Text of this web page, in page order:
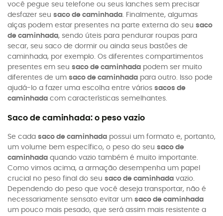
você pegue seu telefone ou seus lanches sem precisar
desfazer seu saco de caminhada. Finalmente, algumas
alças podem estar presentes na parte externa do seu saco
de caminhada, sendo úteis para pendurar roupas para
secar, seu saco de dormir ou ainda seus bastões de
caminhada, por exemplo. Os diferentes compartimentos
presentes em seu saco de caminhada podem ser muito
diferentes de um saco de caminhada para outro. Isso pode
ajudá-lo a fazer uma escolha entre vários sacos de
caminhada com características semelhantes.
Saco de caminhada: o peso vazio
Se cada saco de caminhada possui um formato e, portanto,
um volume bem específico, o peso do seu saco de
caminhada quando vazio também é muito importante.
Como vimos acima, a armação desempenha um papel
crucial no peso final do seu saco de caminhada vazio.
Dependendo do peso que você deseja transportar, não é
necessariamente sensato evitar um saco de caminhada
um pouco mais pesado, que será assim mais resistente a